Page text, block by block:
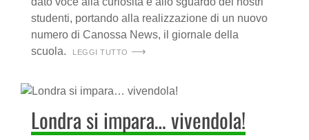
studenti, portando alla realizzazione di un nuovo
numero di Canossa News, il giornale della
scuola.
LEGGI TUTTO
Londra si impara… vivendola!